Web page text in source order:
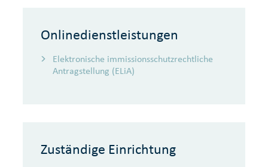
Onlinedienstleistungen
Elektronische immissionsschutzrechtliche
Antragstellung (ELiA)
Zuständige Einrichtung